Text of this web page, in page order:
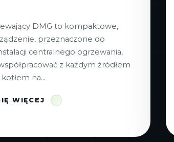
DMG to kompaktowe,
przeznaczone do
centralnego ogrzewania,
z każdym źródłem
na...
WIĘCEJ